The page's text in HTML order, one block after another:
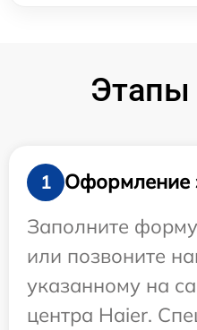
Этапы
1
Оформление
Заполните
или позвоните
указанному на
центра Haier.